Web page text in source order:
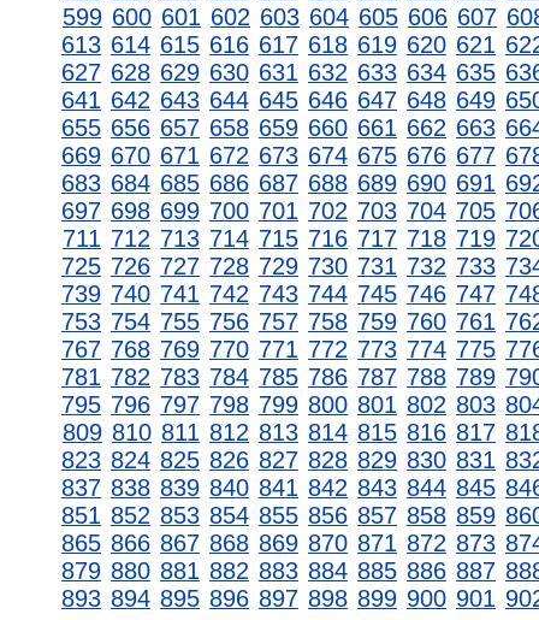
599 600 601 602 603 604 605 606 607
613 614 615 616 617 618 619 620 621
627 628 629 630 631 632 633 634 635
641 642 643 644 645 646 647 648 649
655 656 657 658 659 660 661 662 663
669 670 671 672 673 674 675 676 677
683 684 685 686 687 688 689 690 691
697 698 699 700 701 702 703 704 705
711 712 713 714 715 716 717 718 719
725 726 727 728 729 730 731 732 733
739 740 741 742 743 744 745 746 747
753 754 755 756 757 758 759 760 761
767 768 769 770 771 772 773 774 775
781 782 783 784 785 786 787 788 789
795 796 797 798 799 800 801 802 803
809 810 811 812 813 814 815 816 817
823 824 825 826 827 828 829 830 831
837 838 839 840 841 842 843 844 845
851 852 853 854 855 856 857 858 859
865 866 867 868 869 870 871 872 873
879 880 881 882 883 884 885 886 887
893 894 895 896 897 898 899 900 901